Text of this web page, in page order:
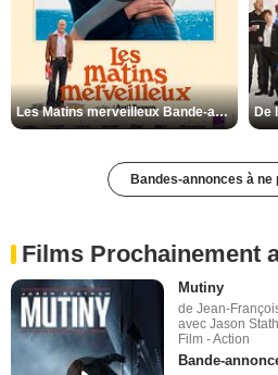
Les Matins merveilleux Bande-annonce VF
Bandes-annonces à ne
Films Prochainement
Mutiny
de Jean-
avec Jason
Film - Action
Bande-